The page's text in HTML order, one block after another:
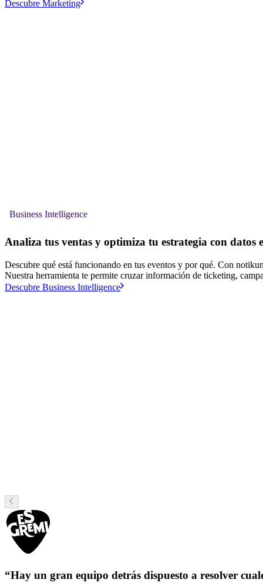
Descubre Marketing
Business Intelligence
Analiza tus ventas y optimiza tu estrategia con datos
Descubre qué está funcionando en tus eventos y por qué. Con
Nuestra herramienta te permite cruzar información de ticketing,
Descubre Business Intelligence
“Hay un gran equipo detrás dispuesto a resolver